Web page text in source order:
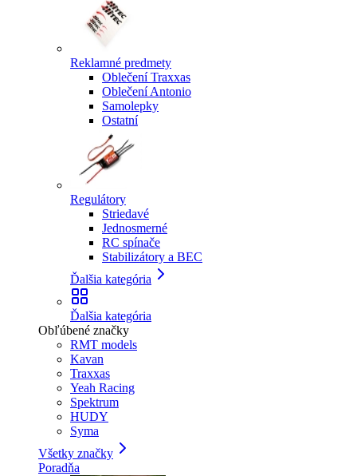
Reklamné predmety
Oblečení Traxxas
Oblečení Antonio
Samolepky
Ostatní
Regulátory
Striedavé
Jednosmerné
RC spínače
Stabilizátory a BEC
Ďalšia kategória
Ďalšia kategória
Obľúbené značky
RMT models
Kavan
Traxxas
Yeah Racing
Spektrum
HUDY
Syma
Všetky značky
Poradňa